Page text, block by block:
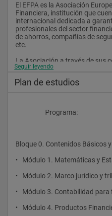
El EFPA es la Asociación
Financiera, institución que
internacional dedicada a
profesionales del sector
de ahorros, compañías de
etc.
La Asociación a través de sus
ESESA, otorgan las
garantiza un nivel de
distribuidas principalmente en
El Contenido del Bloque I de
adaptado a los requerimientos
exigencias del examen para la
Financiero Europeo expedido
Objetivos
Seguir leyendo
Plan de estudios
                    Programa:
Bloque 0. Contenidos Básicos
•   Módulo 1. Matemáticas y
•   Módulo 2. Marco jurídico y
•   Módulo 3. Contabilidad
•   Módulo 4. Productos